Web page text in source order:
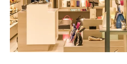
行
銷？
怎
樣